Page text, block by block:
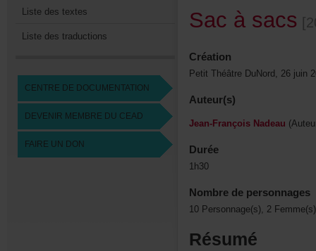
Listedestextes
Listedestraductions
CENTREDEDOCUMENTATION
DEVENIRMEMBREDUCEAD
FAIREUNDON
Sacàsacs
Création
Auteur(s)
Jean-FrançoisNadeau
Durée
1h30
Nombredepersonnages
Résumé